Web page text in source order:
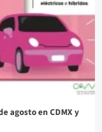
agosto en CDMX y